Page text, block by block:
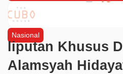
Nasional
liputan Khusus
Alamsyah